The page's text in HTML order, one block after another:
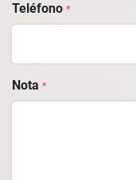
Teléfono *
Nota *